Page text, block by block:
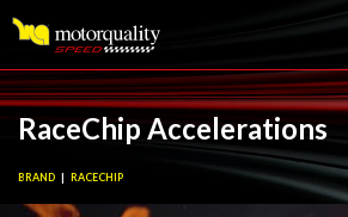
RaceChip Accelerations
BRAND RACECHIP